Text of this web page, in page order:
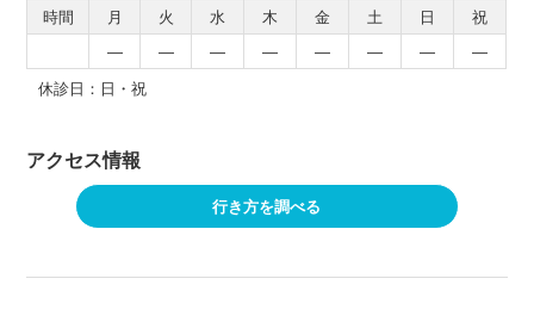
時間 月 火 水 木 金 土 日
祝
―
― ― ― ― ― ―
―
休診日：日・祝
アクセス情報
行き方を調べる